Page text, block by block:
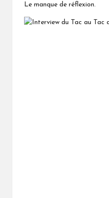
Le manque de réflexion.